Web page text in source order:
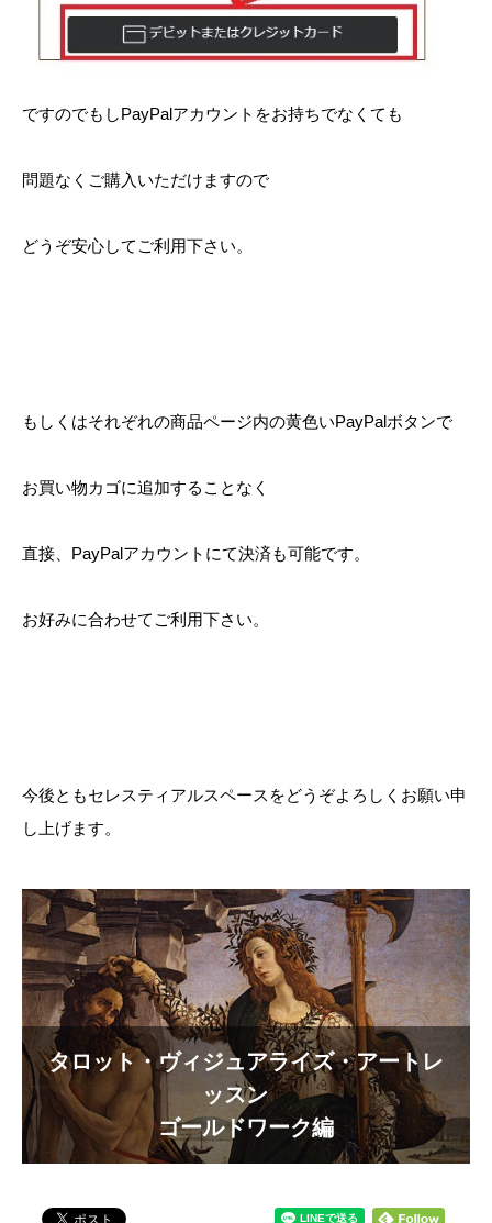
ですのでもしPayPalアカウントをお持ちでなくても
問題なくご購入いただけますので
どうぞ安心してご利用下さい。
もしくはそれぞれの商品ページ内の黄色いPayPalボタンで
お買い物カゴに追加することなく
直接、PayPalアカウントにて決済も可能です。
お好みに合わせてご利用下さい。
今後ともセレスティアルスペースをどうぞよろしくお願い申
し上げます。
タロット・ヴィジュアライズ・アートレ
ッスン
ゴールドワーク編